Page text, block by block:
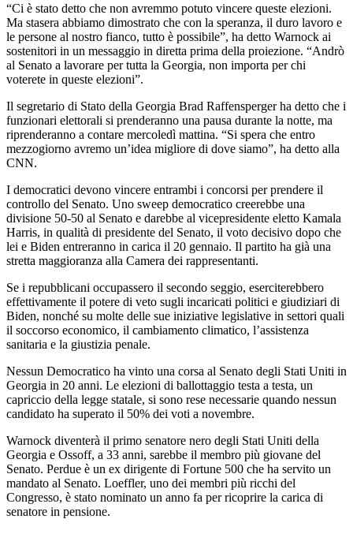
“Ci è stato detto che non avremmo potuto vincere queste elezioni.
Ma stasera abbiamo dimostrato che con la speranza, il duro lavoro e
le persone al nostro fianco, tutto è possibile”, ha detto Warnock ai
sostenitori in un messaggio in diretta prima della proiezione. “Andrò
al Senato a lavorare per tutta la Georgia, non importa per chi
voterete in queste elezioni”.
Il segretario di Stato della Georgia Brad Raffensperger ha detto che i
funzionari elettorali si prenderanno una pausa durante la notte, ma
riprenderanno a contare mercoledì mattina. “Si spera che entro
mezzogiorno avremo un’idea migliore di dove siamo”, ha detto alla
CNN.
I democratici devono vincere entrambi i concorsi per prendere il
controllo del Senato. Uno sweep democratico creerebbe una
divisione 50-50 al Senato e darebbe al vicepresidente eletto Kamala
Harris, in qualità di presidente del Senato, il voto decisivo dopo che
lei e Biden entreranno in carica il 20 gennaio. Il partito ha già una
stretta maggioranza alla Camera dei rappresentanti.
Se i repubblicani occupassero il secondo seggio, eserciterebbero
effettivamente il potere di veto sugli incaricati politici e giudiziari di
Biden, nonché su molte delle sue iniziative legislative in settori quali
il soccorso economico, il cambiamento climatico, l’assistenza
sanitaria e la giustizia penale.
Nessun Democratico ha vinto una corsa al Senato degli Stati Uniti in
Georgia in 20 anni. Le elezioni di ballottaggio testa a testa, un
capriccio della legge statale, si sono rese necessarie quando nessun
candidato ha superato il 50% dei voti a novembre.
Warnock diventerà il primo senatore nero degli Stati Uniti della
Georgia e Ossoff, a 33 anni, sarebbe il membro più giovane del
Senato. Perdue è un ex dirigente di Fortune 500 che ha servito un
mandato al Senato. Loeffler, uno dei membri più ricchi del
Congresso, è stato nominato un anno fa per ricoprire la carica di
senatore in pensione.